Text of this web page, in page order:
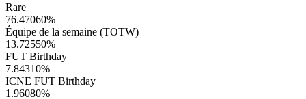
Rare
76.47060%
Équipe de la semaine (TOTW)
13.72550%
FUT Birthday
7.84310%
ICNE FUT Birthday
1.96080%